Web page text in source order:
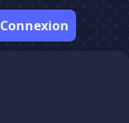
Connexion